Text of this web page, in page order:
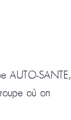
AUTO-SANTE,
où on